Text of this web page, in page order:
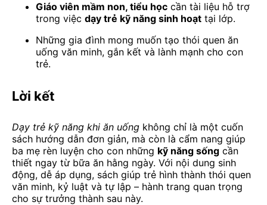
Giáo viên mầm non, tiểu học cần tài liệu hỗ trợ
trong việc dạy trẻ kỹ năng sinh hoạt tại lớp.
Những gia đình mong muốn tạo thói quen ăn
uống văn minh, gắn kết và lành mạnh cho con
trẻ.
Lời kết
Dạy trẻ kỹ năng khi ăn uống không chỉ là một cuốn
sách hướng dẫn đơn giản, mà còn là cẩm nang giúp
ba mẹ rèn luyện cho con những kỹ năng sống cần
thiết ngay từ bữa ăn hằng ngày. Với nội dung sinh
động, dễ áp dụng, sách giúp trẻ hình thành thói quen
văn minh, kỷ luật và tự lập – hành trang quan trọng
cho sự trưởng thành sau này.